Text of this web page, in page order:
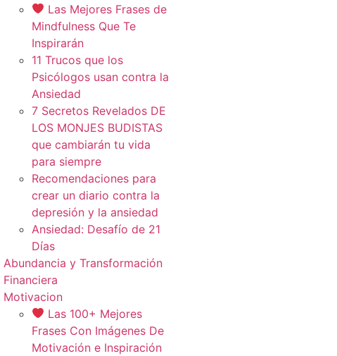
Las Mejores Frases de
Mindfulness Que Te
Inspirarán
11 Trucos que los
Psicólogos usan contra la
Ansiedad
7 Secretos Revelados DE
LOS MONJES BUDISTAS
que cambiarán tu vida
para siempre
Recomendaciones para
crear un diario contra la
depresión y la ansiedad
Ansiedad: Desafío de 21
Días
Abundancia y Transformación
Financiera
Motivacion
Las 100+ Mejores
Frases Con Imágenes De
Motivación e Inspiración